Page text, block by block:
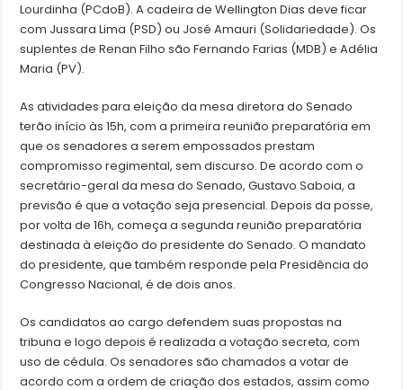
Lourdinha (PCdoB). A cadeira de Wellington Dias deve ficar
com Jussara Lima (PSD) ou José Amauri (Solidariedade). Os
suplentes de Renan Filho são Fernando Farias (MDB) e Adélia
Maria (PV).
As atividades para eleição da mesa diretora do Senado
terão início às 15h, com a primeira reunião preparatória em
que os senadores a serem empossados prestam
compromisso regimental, sem discurso. De acordo com o
secretário-geral da mesa do Senado, Gustavo Saboia, a
previsão é que a votação seja presencial. Depois da posse,
por volta de 16h, começa a segunda reunião preparatória
destinada à eleição do presidente do Senado. O mandato
do presidente, que também responde pela Presidência do
Congresso Nacional, é de dois anos.
Os candidatos ao cargo defendem suas propostas na
tribuna e logo depois é realizada a votação secreta, com
uso de cédula. Os senadores são chamados a votar de
acordo com a ordem de criação dos estados, assim como